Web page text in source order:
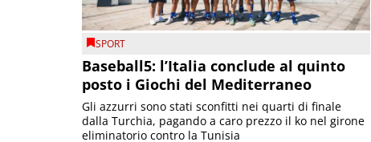
SPORT
Baseball5: l’Italia conclude al quinto
posto i Giochi del Mediterraneo
Gli azzurri sono stati sconfitti nei quarti di finale
dalla Turchia, pagando a caro prezzo il ko nel girone
eliminatorio contro la Tunisia